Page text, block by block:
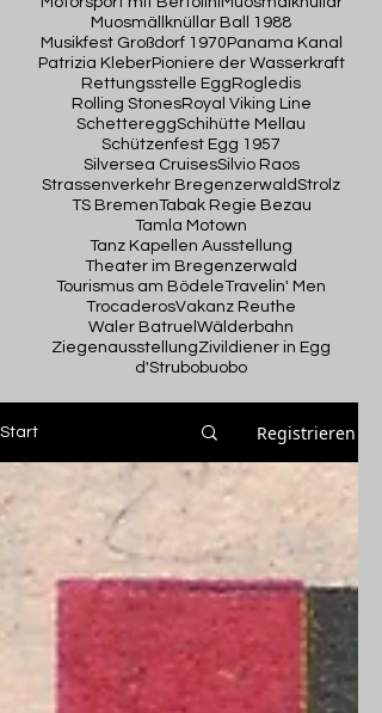
Muosmällknüllar Ball 1988
Musikfest Großdorf 1970 Panama Kanal
Patrizia KleberPioniere der Wasserkraft
Rettungsstelle Egg Rogledis
Rolling StonesRoyal Viking Line
SchettereggSchihütte Mellau
Schützenfest Egg 1957
Silversea CruisesSilvio Raos
Strassenverkehr BregenzerwaldStrolz
TS BremenTabak Regie Bezau
Tamla Motown
Tanz Kapellen Ausstellung
Theater im Bregenzerwald
Tourismus am BödeleTravelin' Men
TrocaderosVakanz Reuthe
Waler Batruel Wälderbahn
ZiegenausstellungZivildiener in Egg
d'Strubobuobo
Start Registrieren